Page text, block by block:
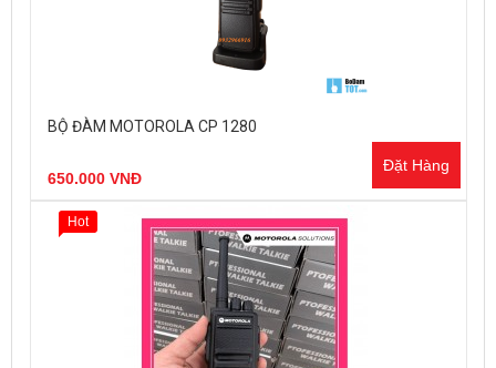
BỘ ĐÀM MOTOROLA CP 1280
650.000 VNĐ
Đặt Hàng
Hot